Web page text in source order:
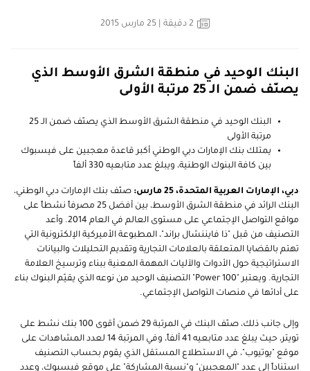
2 دقيقة
البنك الوحيد في منطقة الشرق الأوسط الذي
يصنّف ضمن الـ 25 مرتبة الأولى
البنك الوحيد في منطقة الشرق الأوسط الذي يصنّف ضمن الـ 25
مرتبة الأولى
يمتلك بنك الإمارات دبي الوطني أكبر قاعدة معجبين على فيسبوك
بين كافة البنوك الوطنية، ويبلغ عدد متابعيه 330 ألفاً
دبي، الإمارات العربية المتحدة، 25 مارس:
صنّف بنك الإمارات دبي الوطني،
البنك الرائد في منطقة الشرق الأوسط، بين أفضل 25 مصرفاً نشطاً على
مواقع التواصل الإجتماعي على مستوى العالم في العام 2014. وأعد
التصنيف من قبل "ذا فايننشال براند"، المطبوعة الأميركية الإلكترونية التي
تهتم بالقضايا المتعلقة بالعلامات التجارية وتقديم التحليلات والبيانات
الاستراتيجية حول الأدوات والآليات المهمة المعنية ببناء وترسيخ العلامة
التجارية. ويعتبر "Power 100" التصنيف الوحيد من نوعه الذي يقيّم البنوك بناء
على أدائها في منصات التواصل الإجتماعي.
وإلى جانب ذلك، صنّف البنك في المرتبة 29 ضمن أقوى 100 بنك نشط على
تويتر، حيث يبلغ عدد متابعيه 41 ألفاً، وفي المرتبة 14 لعدد المشاهدات على
موقع "يوتيوب"، في الاستطلاع المستقل الذي يقوم بحساب التصنيف
استناداً إلى عدد "المعجبين" و"نسبة المشاركة" على موقع فيسبوك، وعدد